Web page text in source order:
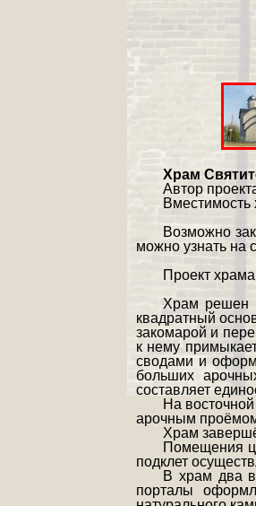
Храм
Автор
Вместимость
Возможно
можно узнать на
Проект
Храм решен
квадратный
закомарой и
к нему
сводами и
больших
составляет
На
арочным
Храм
Помещения
подклет
В храм два
порталы